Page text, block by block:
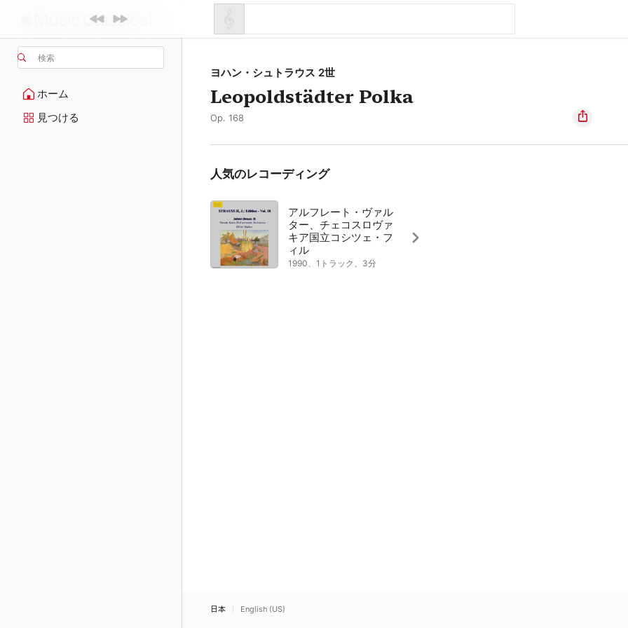
検索
ホーム
見つける
ヨハン・シュトラウス 2世
Leopoldstädter Polka
Op. 168
人気のレコーディング
アルフレート・ヴァル
ター、チェコスロヴァ
キア国立コシツェ・フ
ィル
1990、1トラック、3分
日本 English (US)